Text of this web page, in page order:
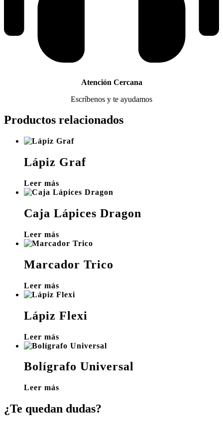
Atención Cercana
Escríbenos y te ayudamos
Productos relacionados
Lápiz Graf
Leer más
Caja Lápices Dragon
Leer más
Marcador Trico
Leer más
Lápiz Flexi
Leer más
Bolígrafo Universal
Leer más
¿Te quedan dudas?